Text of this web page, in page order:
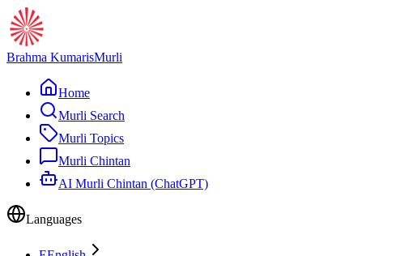
Brahma KumarisMurli
Home
Murli Search
Murli Topics
Murli Chintan
AI Murli Chintan (ChatGPT)
Languages